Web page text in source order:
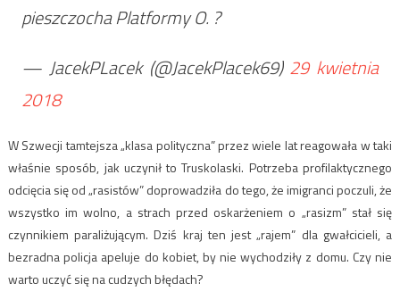
pieszczocha Platformy O. ?
— JacekPLacek (@JacekPlacek69) 29 kwietnia
2018
W Szwecji tamtejsza „klasa polityczna” przez wiele lat reagowała w taki
właśnie sposób, jak uczynił to Truskolaski. Potrzeba profilaktycznego
odcięcia się od „rasistów” doprowadziła do tego, że imigranci poczuli, że
wszystko im wolno, a strach przed oskarżeniem o „rasizm” stał się
czynnikiem paraliżującym. Dziś kraj ten jest „rajem” dla gwałcicieli, a
bezradna policja apeluje do kobiet, by nie wychodziły z domu. Czy nie
warto uczyć się na cudzych błędach?